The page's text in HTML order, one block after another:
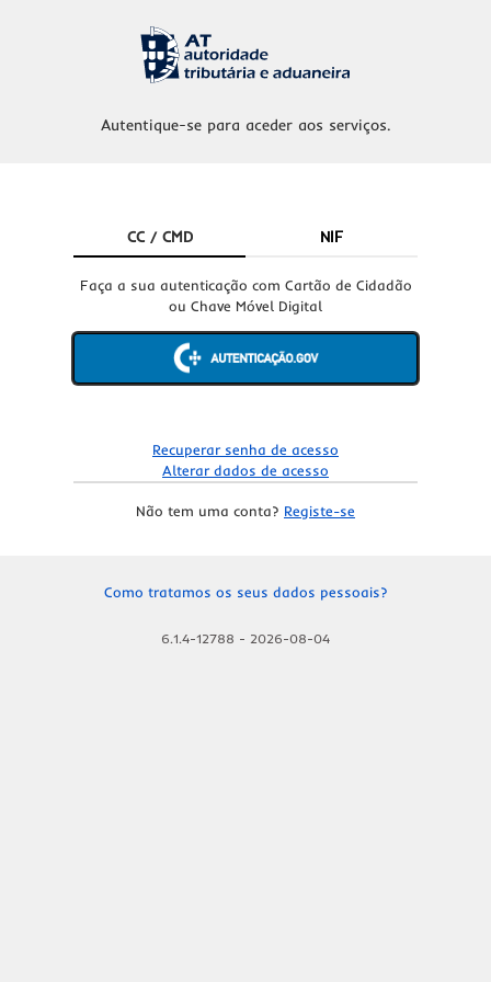
Autentique-se para aceder aos serviços.
CC / CMD NIF
Faça a sua autenticação com Cartão de Cidadão
ou Chave Móvel Digital
Recuperar senha de acesso
Alterar dados de acesso
Não tem uma conta? Registe-se
Como tratamos os seus dados pessoais?
6.1.4-12788 - 2026-08-04